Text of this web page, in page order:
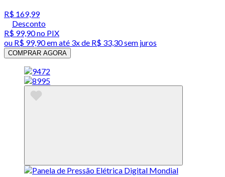
R$ 169,99
Desconto
R$ 99,90no PIX
ou R$ 99,90em até 3x de R$ 33,30 sem juros
COMPRAR AGORA